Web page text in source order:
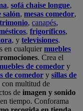
, sofá chaise longue,
salón, mesas comedor,
, canapés,
, frigoríficos,
, y televisiones.
en cualquiermuebles
. Crea el
de comedor y
de comedor y sillas de
con multitud de
de imagen y sonido
tiempo. Conforama